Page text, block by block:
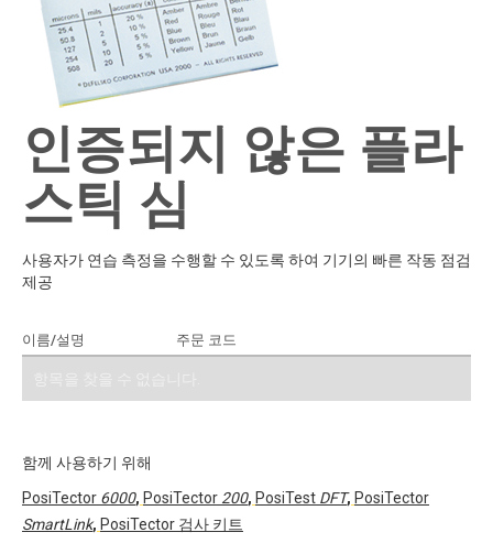
인증되지 않은 플라
스틱 심
사용자가 연습 측정을 수행할 수 있도록 하여 기기의 빠른 작동 점검
제공
이름/설명 주문 코드
함께 사용하기 위해
PosiTector 6000, PosiTector 200, PosiTest DFT, PosiTector
SmartLink, PosiTector 검사 키트